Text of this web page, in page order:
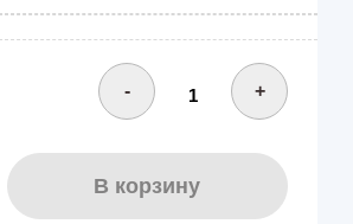
- +
В корзину